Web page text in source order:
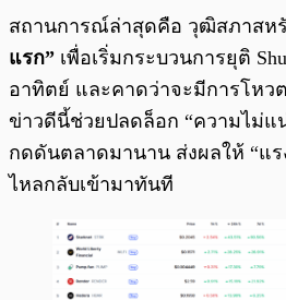
สถานการณ์ล่าสุดคือ วุฒิสภาสห
แรก” เพื่อเริ่มกระบวนการยุติ
อาทิตย์ และคาดว่าจะมีการโหว
ข่าวดีนี้ช่วยปลดล็อก “ความไม่แ
กดดันตลาดมานาน ส่งผลให้ “แร
ไหลกลับเข้ามาทันที